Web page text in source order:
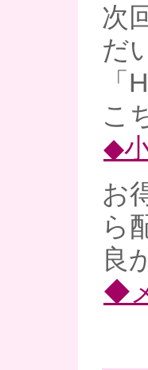
次
だ
こ
◆
お
ら
良
◆